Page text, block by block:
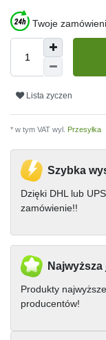
Twoje
Lista zyczen
* w tym VAT wyl. Przesyłka
Szybka
Dzięki DHL lub
zamówienie!!
Produkty
producentów!